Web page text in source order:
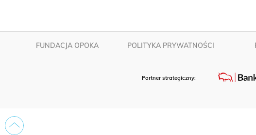
FUNDACJA OPOKA POLITYKA PRYWATNOŚCI
Partner strategiczny: